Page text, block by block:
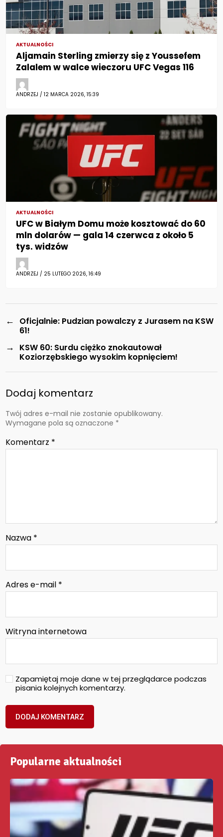
AKTUALNOŚCI
Aljamain Sterling zmierzy się z Youssefem
Zalalem w walce wieczoru UFC Vegas 116
ANDRZEJ / 12 MARCA 2026, 15:39
AKTUALNOŚCI
UFC w Białym Domu może kosztować do 60
mln dolarów — gala 14 czerwca z około 5
tys. widzów
ANDRZEJ / 25 LUTEGO 2026, 16:49
←
Oficjalnie: Pudzian powalczy z Jurasem na KSW
61!
→
KSW 60: Surdu ciężko znokautował
Koziorzębskiego wysokim kopnięciem!
Dodaj komentarz
Twój adres e-mail nie zostanie opublikowany.
Wymagane pola są oznaczone *
Komentarz *
Nazwa *
Adres e-mail *
Witryna internetowa
Zapamiętaj moje dane w tej przeglądarce podczas
pisania kolejnych komentarzy.
Popularne aktualności